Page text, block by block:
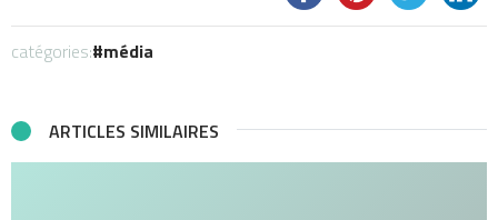
catégories: média
ARTICLES SIMILAIRES